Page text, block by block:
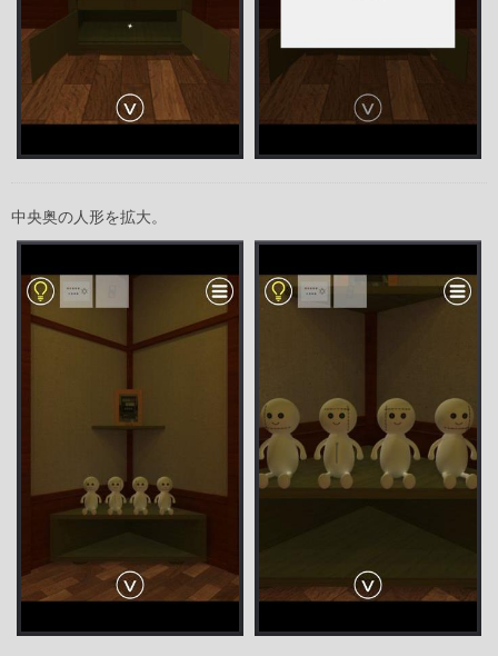
中央奥の人形を拡大。